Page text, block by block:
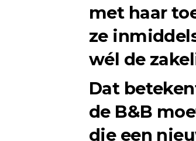
met haar
ze
wél de
Dat
de B&B
die een